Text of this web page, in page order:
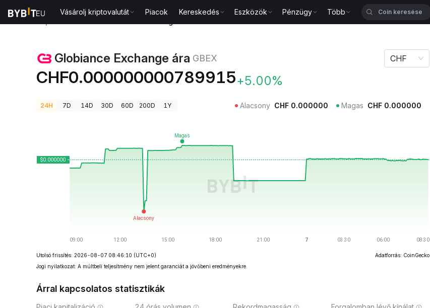
Vásárolj kriptovalutát Piacok Kereskedés Eszközök Pénzügy Több
Globiance Exchange ára GBEX
CHF0.000000000789915+5.00%
CHF
24H 7D 14D 30D 60D 200D 1Y Alacsony CHF 0.000000 Magas CHF 0.000000
Utolsó frissítés: 2026-08-07 08:46:10 (UTC+0)
Adatforrás: CoinGecko
Jogi nyilatkozat: A múltbeli teljesítmény nem jelent garanciát a jövőbeni eredményekre.
Árral kapcsolatos statisztikák